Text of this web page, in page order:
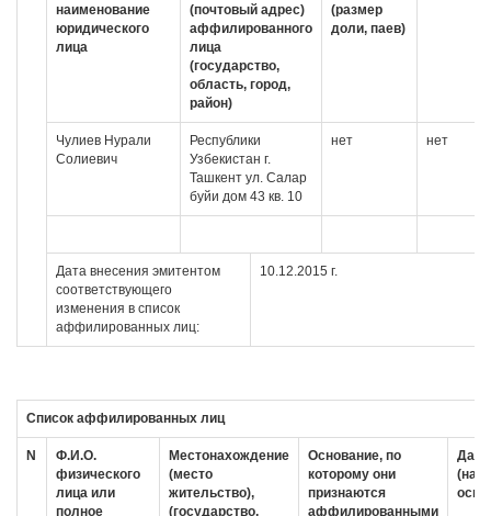
наименование
юридического
лица
(почтовый адрес)
аффилированного
лица
(государство,
область, город,
район)
(размер
доли, паев)
Чулиев Нурали
Солиевич
Республики
Узбекистан г.
Ташкент ул. Салар
буйи дом 43 кв. 10
нет нет
Дата внесения эмитентом
соответствующего
изменения в список
аффилированных лиц:
10.12.2015 г.
Список аффилированных лиц
N
Ф.И.О.
физического
лица или
полное
Местонахождение
(место
жительство),
(государство,
Основание, по
которому они
признаются
аффилированными
Дата